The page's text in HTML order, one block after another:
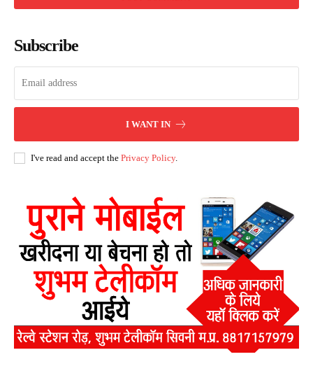
Subscribe
I WANT IN
I've read and accept the Privacy Policy.